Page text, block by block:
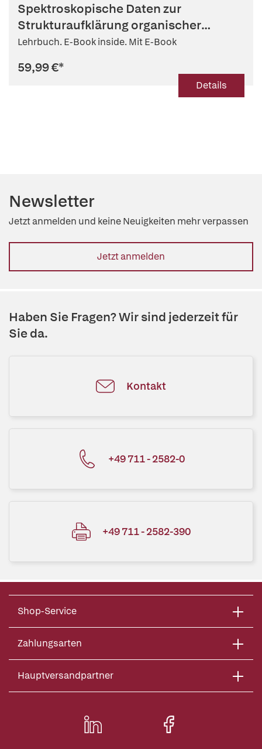
Spektroskopische Daten zur
Strukturaufklärung organischer
Verbindungen
Lehrbuch. E-Book inside. Mit E-Book
59,99 €*
Details
Newsletter
Jetzt anmelden und keine Neuigkeiten mehr verpassen
Jetzt anmelden
Haben Sie Fragen? Wir sind jederzeit für
Sie da.
Kontakt
+49 711 - 2582-0
+49 711 - 2582-390
Shop-Service
Zahlungsarten
Hauptversandpartner